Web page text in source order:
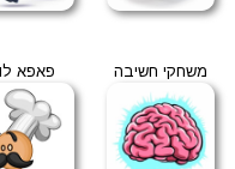
משחקי חשיבה פאפא